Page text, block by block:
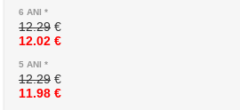
12.29 €
12.02 €
12.29 €
11.98 €